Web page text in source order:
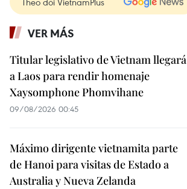
VER MÁS
Titular legislativo de Vietnam llegará
a Laos para rendir homenaje
Xaysomphone Phomvihane
09/08/2026 00:45
Máximo dirigente vietnamita parte
de Hanoi para visitas de Estado a
Australia y Nueva Zelanda